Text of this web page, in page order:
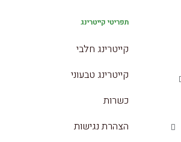
תפריטי קייטרינג
קייטרינג חלבי
קייטרינג טבעוני
כשרות
הצהרת נגישות